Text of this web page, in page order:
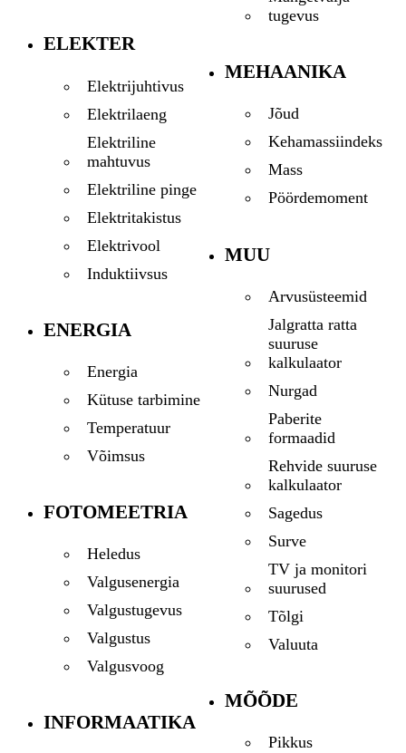
ELEKTER
Elektrijuhtivus
Elektrilaeng
Elektriline
mahtuvus
Elektriline pinge
Elektritakistus
Elektrivool
Induktiivsus
ENERGIA
Energia
Kütuse tarbimine
Temperatuur
Võimsus
FOTOMEETRIA
Heledus
Valgusenergia
Valgustugevus
Valgustus
Valgusvoog
INFORMAATIKA
tugevus
MEHAANIKA
Jõud
Kehamassiindeks
Mass
Pöördemoment
MUU
Arvusüsteemid
Jalgratta ratta
suuruse
kalkulaator
Nurgad
Paberite
formaadid
Rehvide suuruse
kalkulaator
Sagedus
Surve
TV ja monitori
suurused
Tõlgi
Valuuta
MÕÕDE
Pikkus